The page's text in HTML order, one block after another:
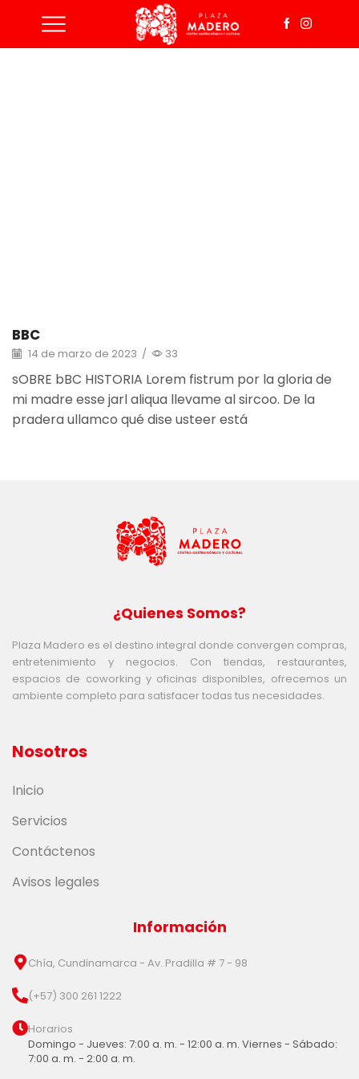
BBC
14 de marzo de 2023 / 33
sOBRE bBC HISTORIA Lorem fistrum por la gloria de
mi madre esse jarl aliqua llevame al sircoo. De la
pradera ullamco qué dise usteer está
¿Quienes Somos?
Plaza Madero es el destino integral donde convergen compras,
entretenimiento y negocios. Con tiendas, restaurantes,
espacios de coworking y oficinas disponibles, ofrecemos un
ambiente completo para satisfacer todas tus necesidades.
Nosotros
Inicio
Servicios
Contáctenos
Avisos legales
Información
Chía, Cundinamarca - Av. Pradilla # 7 - 98
(+57) 300 261 1222
Horarios
Domingo - Jueves: 7:00 a. m. - 12:00 a. m. Viernes - Sábado:
7:00 a. m. - 2:00 a. m.